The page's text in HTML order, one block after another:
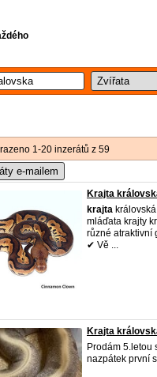
1-20 inzerátů z 59
e-mailem
Krajta
krajta
mláďata krajty
různé atraktivní
✔ Vě ...
Krajta
Prodám 5.letou
nazpátek první